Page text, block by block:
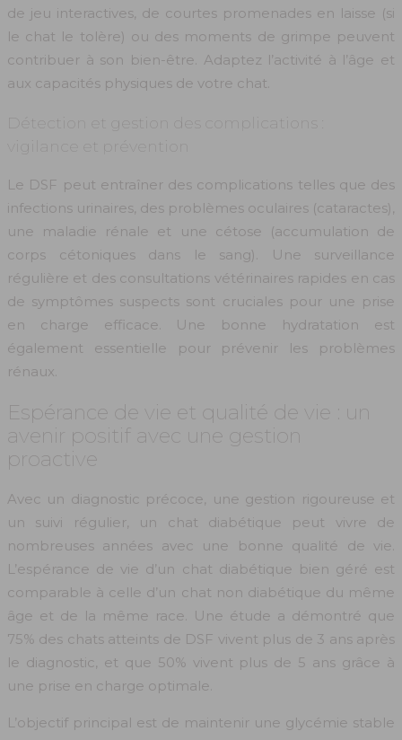
de jeu interactives, de courtes promenades en laisse (si
le chat le tolère) ou des moments de grimpe peuvent
contribuer à son bien-être. Adaptez l’activité à l’âge et
aux capacités physiques de votre chat.
Détection et gestion des complications :
vigilance et prévention
Le DSF peut entraîner des complications telles que des
infections urinaires, des problèmes oculaires (cataractes),
une maladie rénale et une cétose (accumulation de
corps cétoniques dans le sang). Une surveillance
régulière et des consultations vétérinaires rapides en cas
de symptômes suspects sont cruciales pour une prise
en charge efficace. Une bonne hydratation est
également essentielle pour prévenir les problèmes
rénaux.
Espérance de vie et qualité de vie : un
avenir positif avec une gestion
proactive
Avec un diagnostic précoce, une gestion rigoureuse et
un suivi régulier, un chat diabétique peut vivre de
nombreuses années avec une bonne qualité de vie.
L’espérance de vie d’un chat diabétique bien géré est
comparable à celle d’un chat non diabétique du même
âge et de la même race. Une étude a démontré que
75% des chats atteints de DSF vivent plus de 3 ans après
le diagnostic, et que 50% vivent plus de 5 ans grâce à
une prise en charge optimale.
L’objectif principal est de maintenir une glycémie stable